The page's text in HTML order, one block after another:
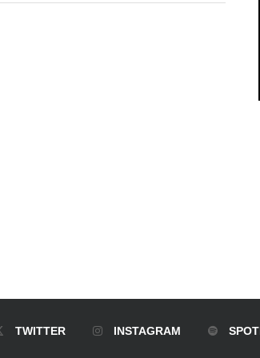
TWITTER INSTAGRAM